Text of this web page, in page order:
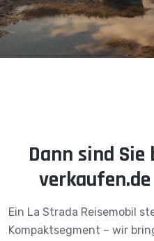
Dann sind
Ein La Strada Reisemobil
Kompaktsegment – wir